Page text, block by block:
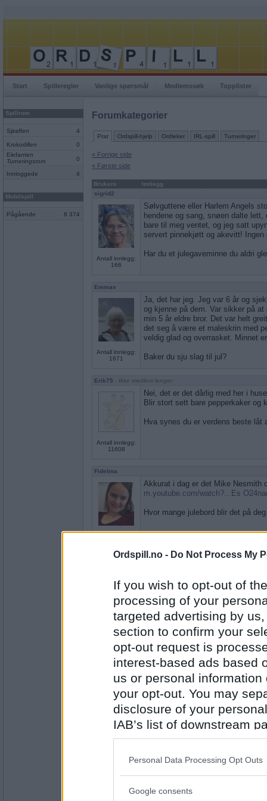
Ordspill.no - Do Not Process My
If you wish to opt-out of
processing of your
targeted advertising by
section to confirm your
opt-out request is
interest-based ads based
us or personal
your opt-out. You may
disclosure of your
IAB’s list of downstream
also be disclosed by us
Downstream Participants
Please note that this
Personal Data Processing Opt Outs
Google consents
Start Spilleregler Vanlige spørsmål Medlemssøk Topplister
Spillrom
Sjiraffen 4
Krokodillen
0
Elefanten
Turneringsrom
0
Innloggede 4
Mobilspill
Pågående 8 374
Forumkategorier
Prat Ordspill-hjelp Ordleker IRL-spill Turneringer
« Forrige side
« Første side
Brukere
Innlegg
sigrid2
Antall innlegg:
166
Sølvguttene eller Harlem Angels
hendene og sang, snøen dalte lett,
bare til meg ventet, og jeg satt
servert pinnekjøtt og akevitt! Ingen
Har du et julegaveminne du aldri
Emmas
Antall innlegg:
1671
Ja, det har jeg. Jeg var 6 år og
og kjenne på dem. Var sikker på
min 5 år eldre bror. Det var helt
det seg å være et maleskrin med
veldig glad og overrasket. Minnet
Baker du sju slag til jul?
Erik75 - Ikke medlem lenger
Antall innlegg:
11608
Nei, det er det dårlig med her i
Blir stort sett bare pepperkaker og
Hva synes du er verdens beste låt
Fidelma
Akkurat i dag er det Mike Nesmith
m.youtube.com/watch?...Es
Hvor mange julebord blir det på
11608
Det blir ett julebord på meg.
Har du noengang vurdert å fortelle
på firmaets julebord?
Antall innlegg:
1671
Nei, men har opplevd folk som har
ikke så trivelig... enten er det skitt
overdreven smisking. Ikke vakkert!
Liker du å ordne julegaver?
ordne= lage selv og kjøpe, alt